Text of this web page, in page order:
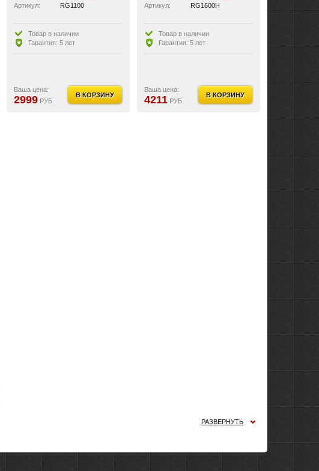
Артикул:
RG1100
Товар в наличии
Гарантия: 5 лет
Ваша цена:
2999 РУБ.
В КОРЗИНУ
Артикул:
RG1600H
Товар в наличии
Гарантия: 5 лет
Ваша цена:
4211 РУБ.
В КОРЗИНУ
РАЗВЕРНУТЬ